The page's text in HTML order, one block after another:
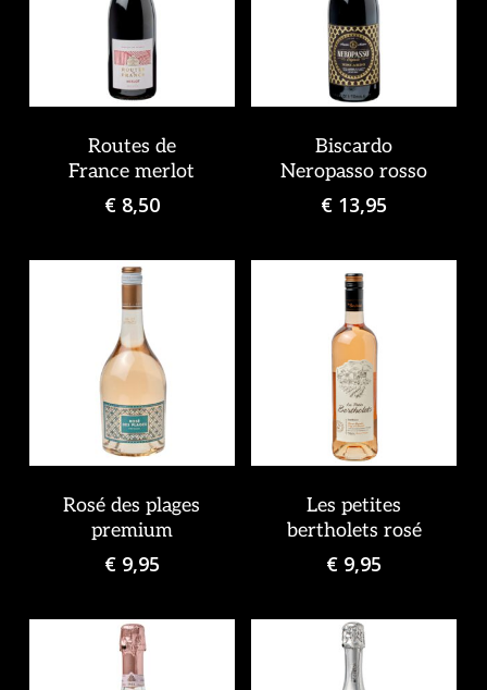
Routes de
France merlot
€8,50
Biscardo
Neropasso rosso
€ 13,95
Rosé des plages
premium
€9,95
Les petites
bertholets rosé
€ 9,95